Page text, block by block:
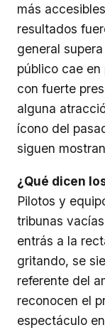
más
resultados
general
público cae
con fuerte
alguna
ícono del
siguen
¿Qué dicen
Pilotos y
tribunas
entrás a la
gritando, se
referente del
reconocen el
espectáculo